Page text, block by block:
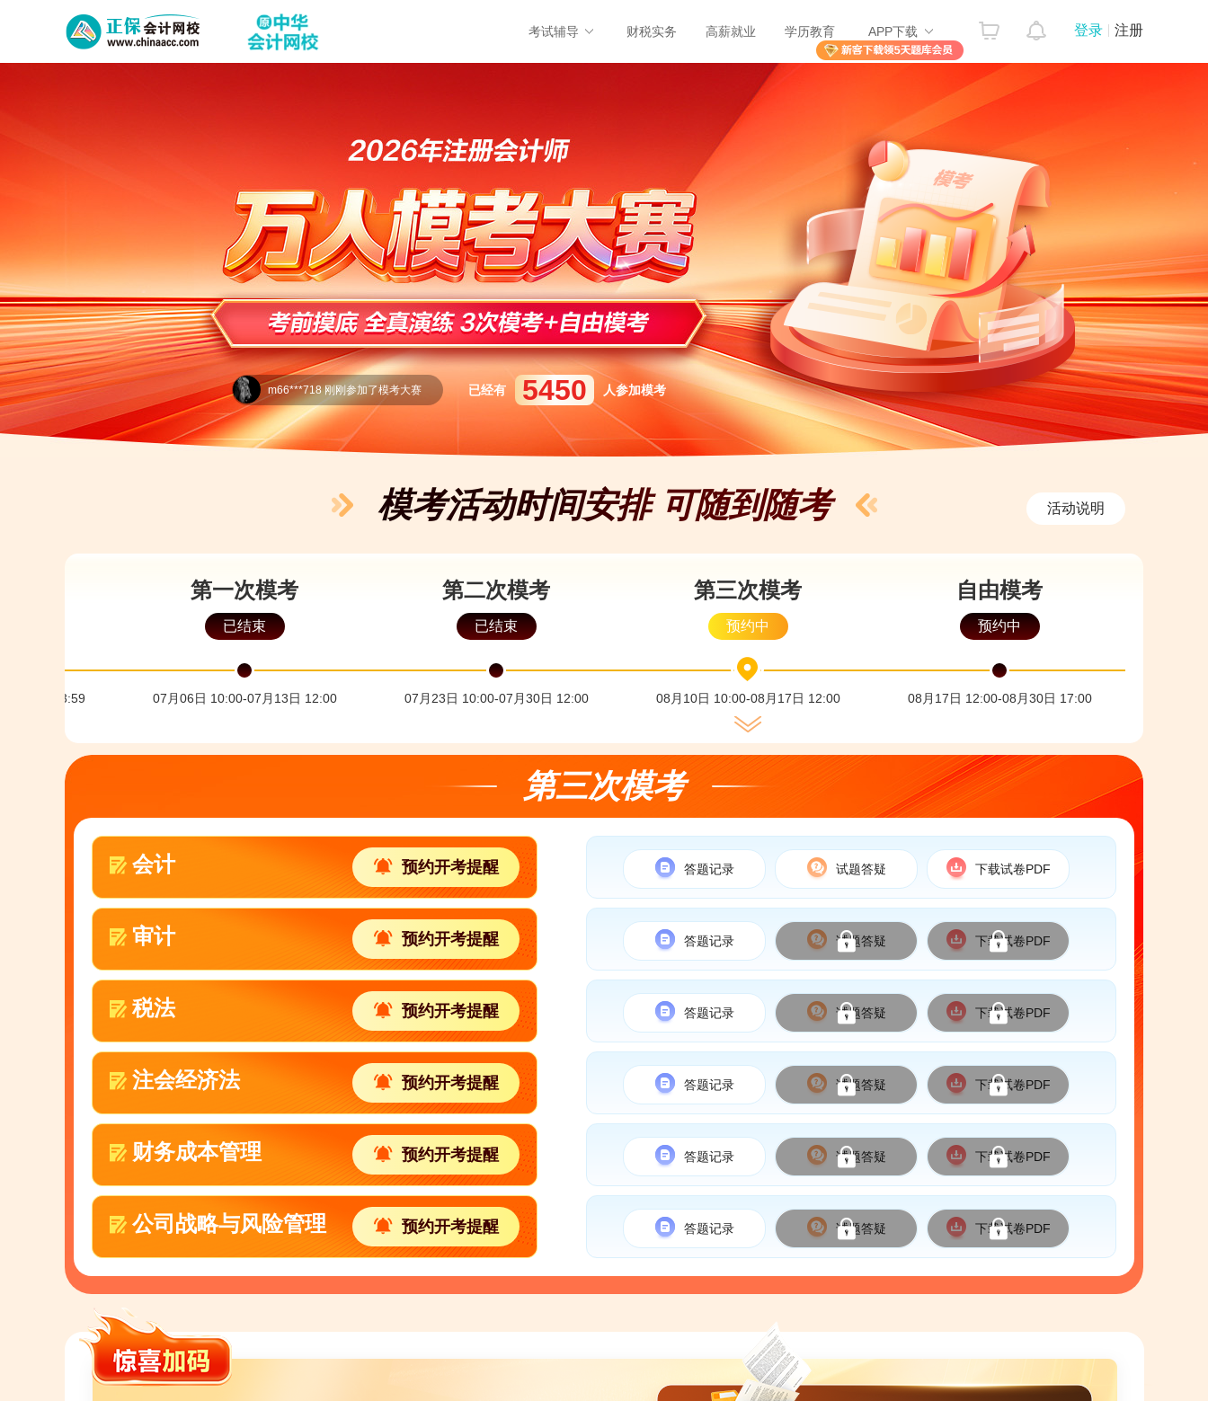
登录 注册
考试辅导 财税实务 高薪就业 学历教育 APP下载
m14***518 刚刚参加了模考大赛
m59***866 刚刚参加了模考大赛
m66***718 刚刚参加了模考大赛
m13***618 刚刚参加了模考大赛
m83***566 刚刚参加了模考大赛
100***1XX 刚刚参加了模考大赛
m56***618 刚刚参加了模考大赛
m48***266 刚刚参加了模考大赛
m66***766 刚刚参加了模考大赛
m89***368 刚刚参加了模考大赛
acc***488 刚刚参加了模考大赛
m52***288 刚刚参加了模考大赛
m99***788 刚刚参加了模考大赛
m05***188 刚刚参加了模考大赛
m14***518 刚刚参加了模考大赛
m59***866 刚刚参加了模考大赛
已经有 5450 人参加模考
模考活动时间安排 可随到随考 活动说明
月18日 23:59
第一次模考
已结束
07月06日 10:00-07月13日 12:00
第二次模考
已结束
07月23日 10:00-07月30日 12:00
第三次模考
预约中
08月10日 10:00-08月17日 12:00
自由模考
预约中
08月17日 12:00-08月30日 17:00
第三次模考
会计 预约开考提醒 答题记录 试题答疑 下载试卷PDF
审计 预约开考提醒 答题记录 试题答疑 下载试卷PDF
税法 预约开考提醒 答题记录 试题答疑 下载试卷PDF
注会经济法 预约开考提醒 答题记录 试题答疑 下载试卷PDF
财务成本管理 预约开考提醒 答题记录 试题答疑 下载试卷PDF
公司战略与风险管理 预约开考提醒 答题记录 试题答疑 下载试卷PDF